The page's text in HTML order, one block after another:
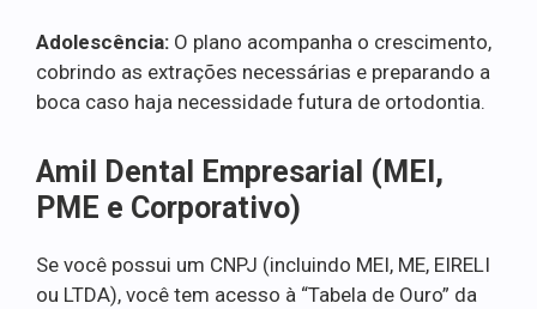
Adolescência: O plano acompanha o crescimento,
cobrindo as extrações necessárias e preparando a
boca caso haja necessidade futura de ortodontia.
Amil Dental Empresarial (MEI,
PME e Corporativo)
Se você possui um CNPJ (incluindo MEI, ME, EIRELI
ou LTDA), você tem acesso à “Tabela de Ouro” da